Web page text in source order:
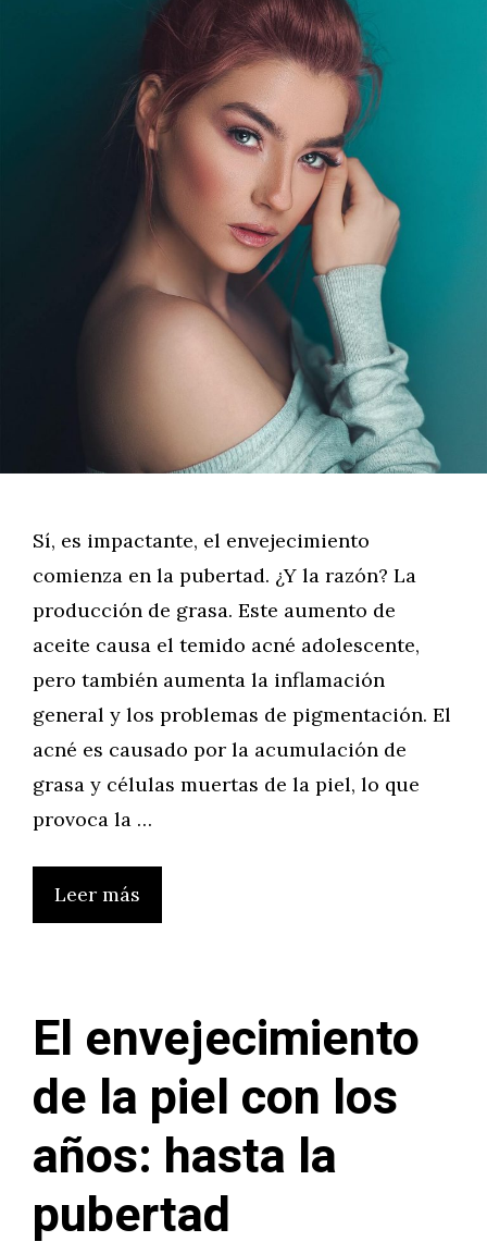
Sí, es impactante, el envejecimiento
comienza en la pubertad. ¿Y la razón? La
producción de grasa. Este aumento de
aceite causa el temido acné adolescente,
pero también aumenta la inflamación
general y los problemas de pigmentación. El
acné es causado por la acumulación de
grasa y células muertas de la piel, lo que
provoca la …
Leer más
El envejecimiento
de la piel con los
años: hasta la
pubertad